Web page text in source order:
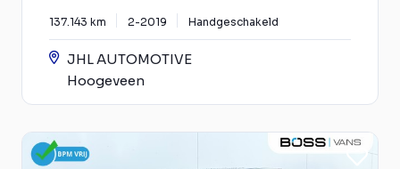
137.143 km 2-2019 Handgeschakeld
JHL AUTOMOTIVE
Hoogeveen